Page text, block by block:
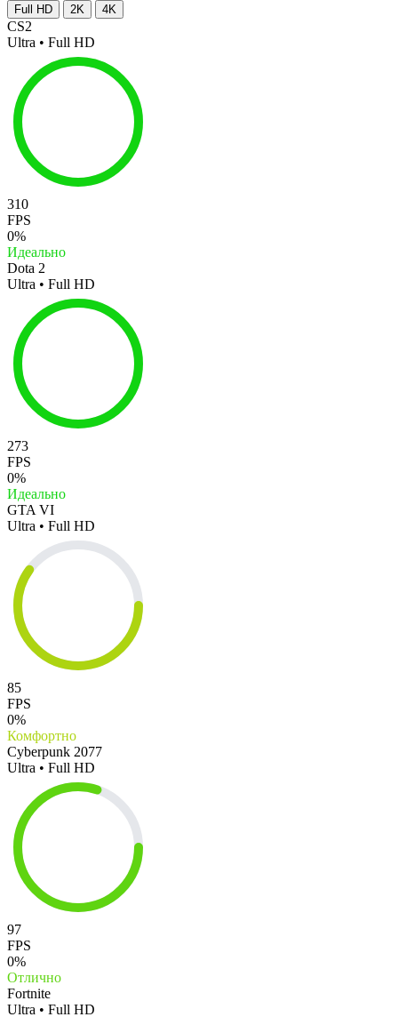
Full HD 2K 4K
CS2
Ultra • Full HD
310
FPS
0%
Идеально
Dota 2
Ultra • Full HD
273
FPS
0%
Идеально
GTA VI
Ultra • Full HD
85
FPS
0%
Комфортно
Cyberpunk 2077
Ultra • Full HD
97
FPS
0%
Отлично
Fortnite
Ultra • Full HD